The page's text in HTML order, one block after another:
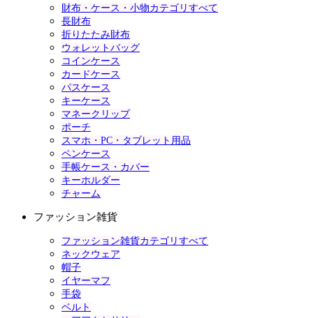
財布・ケース・小物カテゴリすべて
長財布
折りたたみ財布
ウォレットバッグ
コインケース
カードケース
パスケース
キーケース
マネークリップ
ポーチ
スマホ・PC・タブレット用品
ペンケース
手帳ケース・カバー
キーホルダー
チャーム
ファッション雑貨
ファッション雑貨カテゴリすべて
ネックウェア
帽子
イヤーマフ
手袋
ベルト